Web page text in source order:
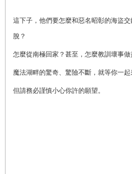
這下子，他們要怎麼和惡名昭彰的海盜
脫？
怎麼從南極回家？甚至，怎麼教訓壞事做
魔法湖畔的驚奇、驚險不斷，就等你一起
但請務必謹慎小心你許的願望。